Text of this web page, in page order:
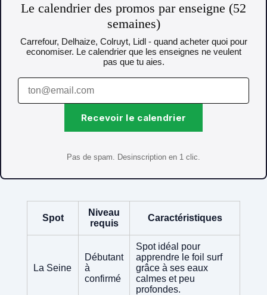
Le calendrier des promos par enseigne (52
semaines)
Carrefour, Delhaize, Colruyt, Lidl - quand acheter quoi pour
economiser. Le calendrier que les enseignes ne veulent
pas que tu aies.
Recevoir le calendrier
Pas de spam. Desinscription en 1 clic.
Spot
Niveau
requis
Caractéristiques
La Seine
Débutant
à
confirmé
Spot idéal pour
apprendre le foil surf
grâce à ses eaux
calmes et peu
profondes.